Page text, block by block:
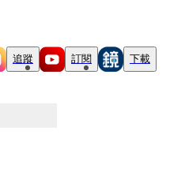
追蹤 訂閱 下載